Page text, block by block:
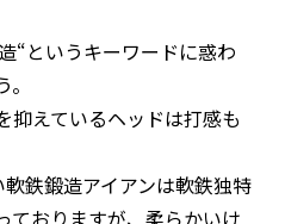
“というキーワードに惑わ
抑えているヘッドは打感も
鉄鍛造アイアンは軟鉄独特
ておりますが、柔らかいけ